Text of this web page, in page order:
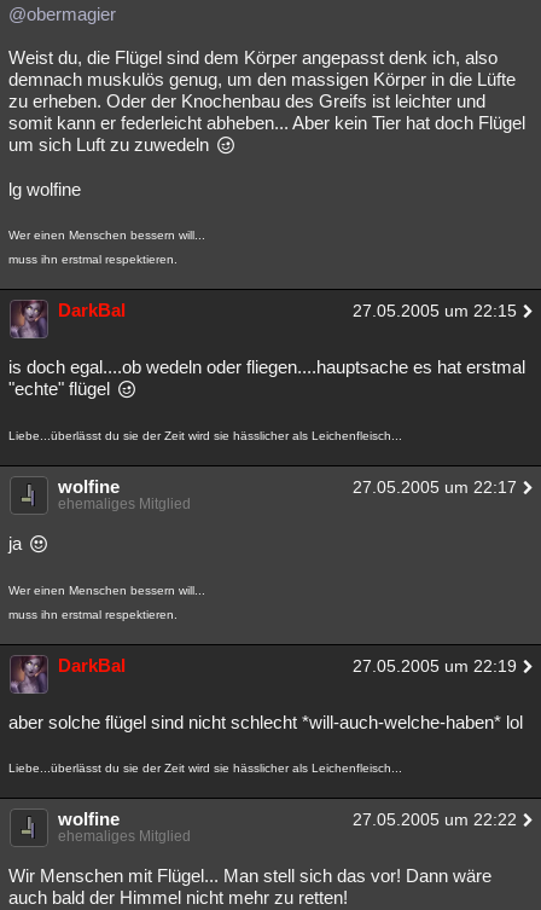
@obermagier
Weist du, die Flügel sind dem Körper angepasst denk ich, also
demnach muskulös genug, um den massigen Körper in die Lüfte
zu erheben. Oder der Knochenbau des Greifs ist leichter und
somit kann er federleicht abheben... Aber kein Tier hat doch Flügel
um sich Luft zu zuwedeln
lg wolfine
Wer einen Menschen bessern will...
muss ihn erstmal respektieren.
DarkBal 27.05.2005 um 22:15
is doch egal....ob wedeln oder fliegen....hauptsache es hat erstmal
"echte" flügel
Liebe...überlässt du sie der Zeit wird sie hässlicher als Leichenfleisch...
wolfine 27.05.2005 um 22:17
ehemaliges Mitglied
ja
Wer einen Menschen bessern will...
muss ihn erstmal respektieren.
DarkBal 27.05.2005 um 22:19
aber solche flügel sind nicht schlecht *will-auch-welche-haben* lol
Liebe...überlässt du sie der Zeit wird sie hässlicher als Leichenfleisch...
wolfine 27.05.2005 um 22:22
ehemaliges Mitglied
Wir Menschen mit Flügel... Man stell sich das vor! Dann wäre
auch bald der Himmel nicht mehr zu retten!